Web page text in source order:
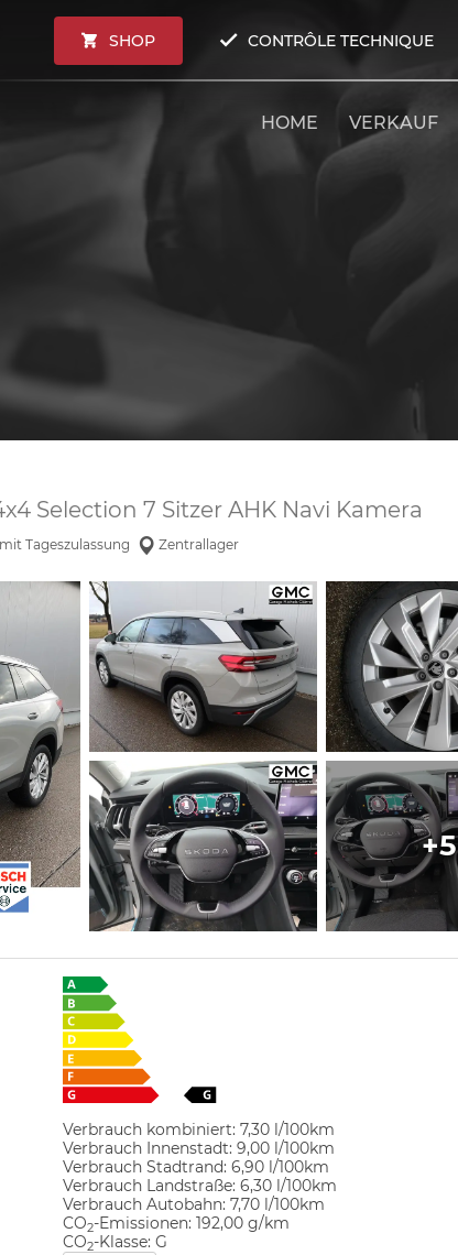
SHOP CONTRÔLE TECHNIQUE
HOME VERKAUF
Selection 7 Sitzer AHK Navi Kamera
Tageszulassung Zentrallager
+5
Verbrauch kombiniert: 7,30 l/100km
Verbrauch Innenstadt: 9,00 l/100km
Verbrauch Stadtrand: 6,90 l/100km
Verbrauch Landstraße: 6,30 l/100km
Verbrauch Autobahn: 7,70 l/100km
CO2-Emissionen: 192,00 g/km
CO2-Klasse: G